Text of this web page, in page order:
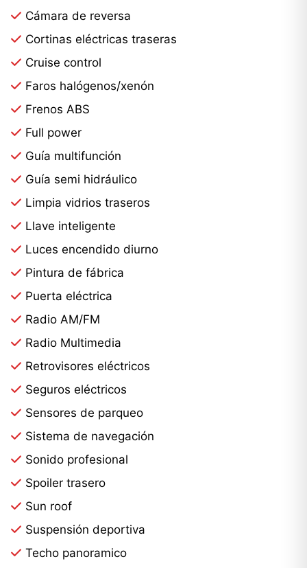
Cámara de reversa
Cortinas eléctricas traseras
Cruise control
Faros halógenos/xenón
Frenos ABS
Full power
Guía multifunción
Guía semi hidráulico
Limpia vidrios traseros
Llave inteligente
Luces encendido diurno
Pintura de fábrica
Puerta eléctrica
Radio AM/FM
Radio Multimedia
Retrovisores eléctricos
Seguros eléctricos
Sensores de parqueo
Sistema de navegación
Sonido profesional
Spoiler trasero
Sun roof
Suspensión deportiva
Techo panoramico